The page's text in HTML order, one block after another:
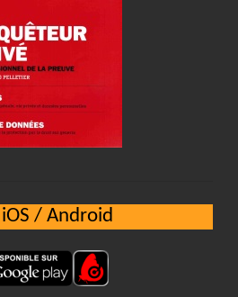
/ Android